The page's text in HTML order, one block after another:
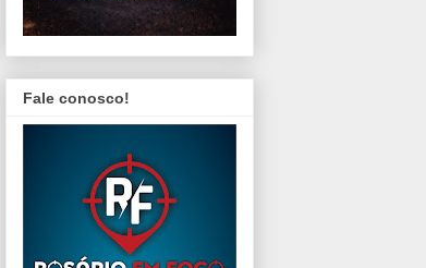
Fale conosco!